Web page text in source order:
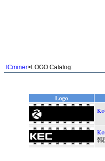
ICminer>LOGO Catalog:
Logo
韩